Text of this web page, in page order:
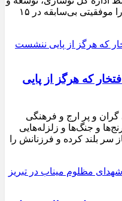
تجهیز مدارس خبر داد و این دستاورد را موفقیتی بی‌سابقه در ۱۵
که هرگز از پایی
گران و پر ارج و فرهنگی
و جنگ‌ها و زلزله‌هایی
سر بلند کرده و فرزنانش را